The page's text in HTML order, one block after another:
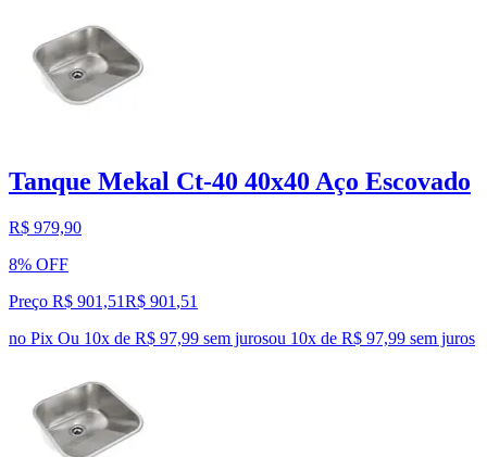
Tanque Mekal Ct-40 40x40 Aço Escovado
R$ 979,90
8% OFF
Preço R$ 901,51R$ 901 ,51
no Pix Ou 10x de R$ 97,99 sem jurosou 10x de R$ 97,99 sem juros